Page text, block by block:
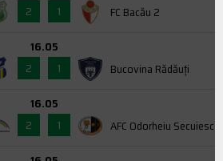
2
1 FC Bacău 2
16.05
2
1 Bucovina Rădăuți
16.05
2
1 AFC Odorheiu Secuiesc